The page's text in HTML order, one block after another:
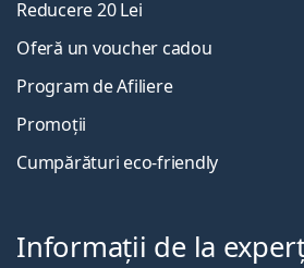
Reducere 20 Lei
Oferă un voucher cadou
Program de Afiliere
Promoții
Cumpărături eco-friendly
Informații de la